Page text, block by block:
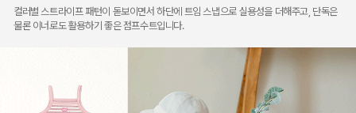
컬러별 스트라이프 패턴이 돋보이면서 하단에 트임 스냅으로 실용성을 더해주고, 단독은
물론 이너로도 활용하기 좋은 점프수트입니다.